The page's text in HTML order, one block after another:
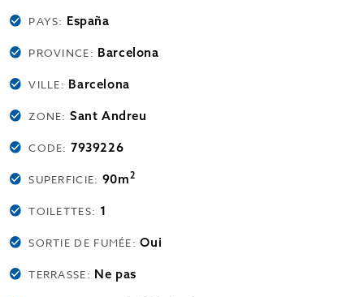
PAYS: España
PROVINCE: Barcelona
VILLE: Barcelona
ZONE:Sant Andreu
CODE:7939226
SUPERFICIE: 90m2
TOILETTES: 1
SORTIE DE FUMÉE:Oui
TERRASSE: Ne pas